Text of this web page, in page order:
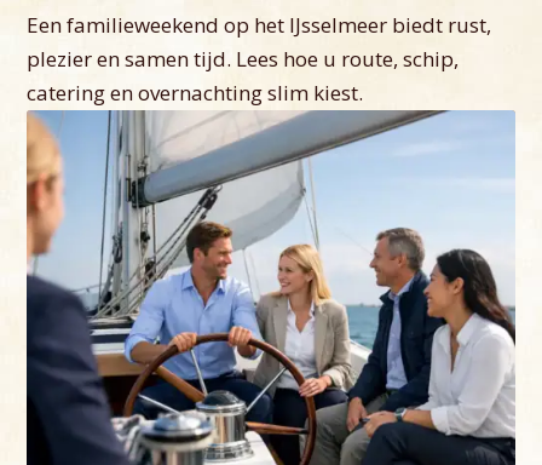
Een familieweekend op het IJsselmeer biedt rust,
plezier en samen tijd. Lees hoe u route, schip,
catering en overnachting slim kiest.